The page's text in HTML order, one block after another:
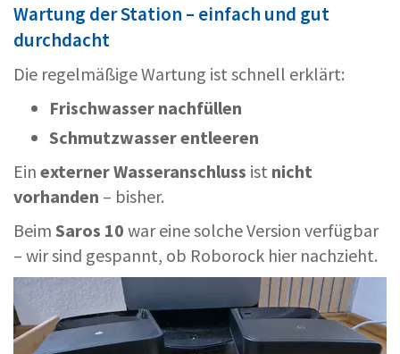
Wartung der Station – einfach und gut
durchdacht
Die regelmäßige Wartung ist schnell erklärt:
Frischwasser nachfüllen
Schmutzwasser entleeren
Ein externer Wasseranschluss ist nicht
vorhanden – bisher.
Beim Saros 10 war eine solche Version verfügbar
– wir sind gespannt, ob Roborock hier nachzieht.